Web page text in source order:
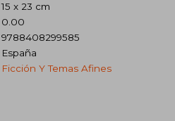
15 x 23 cm
0.00
9788408299585
España
Ficción Y Temas Afines